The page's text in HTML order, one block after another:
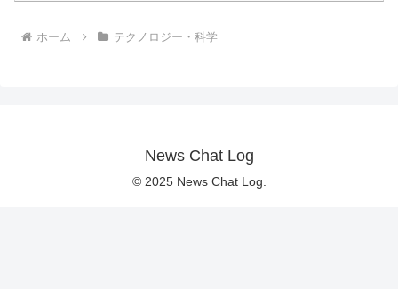
ホーム テクノロジー・科学
News Chat Log
© 2025 News Chat Log.